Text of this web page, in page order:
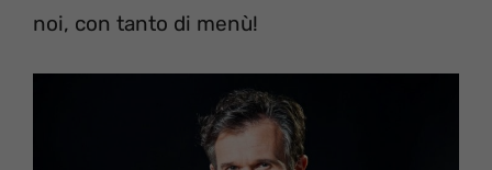
noi, con tanto di menù!